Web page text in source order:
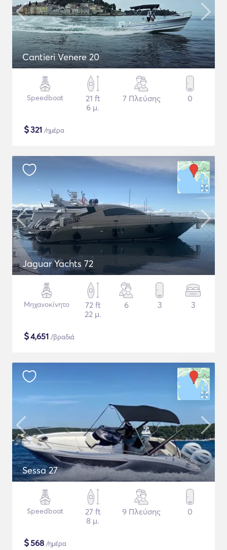
Cantieri Venere 20
Speedboat
21 ft
6 μ.
7 Πλεύσης 0
$321 /ημέρα
Jaguar Yachts 72
Μηχανοκίνητο
72 ft
22 μ.
6 3 3
$4,651 /βραδιά
Sessa 27
Speedboat
27 ft
8 μ.
9 Πλεύσης 0
$568 /ημέρα